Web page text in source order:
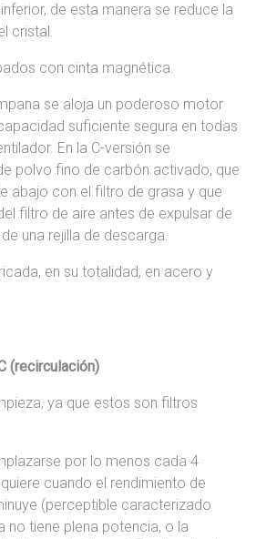
de esta manera se reduce la
cristal.
con cinta magnética.
se aloja un poderoso motor
suficiente segura en todas
En la C-versión se
polvo fino de carbón activado, que
abajo con el filtro de grasa y que
filtro de aire antes de expulsar de
una rejilla de descarga.
en su totalidad, en acero y
(recirculación)
ya que estos son filtros
por lo menos cada 4
cuando el rendimiento de
(perceptible caracterizado
no tiene plena potencia, o la